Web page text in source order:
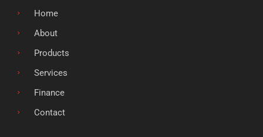
Home
About
Products
Services
Finance
Contact